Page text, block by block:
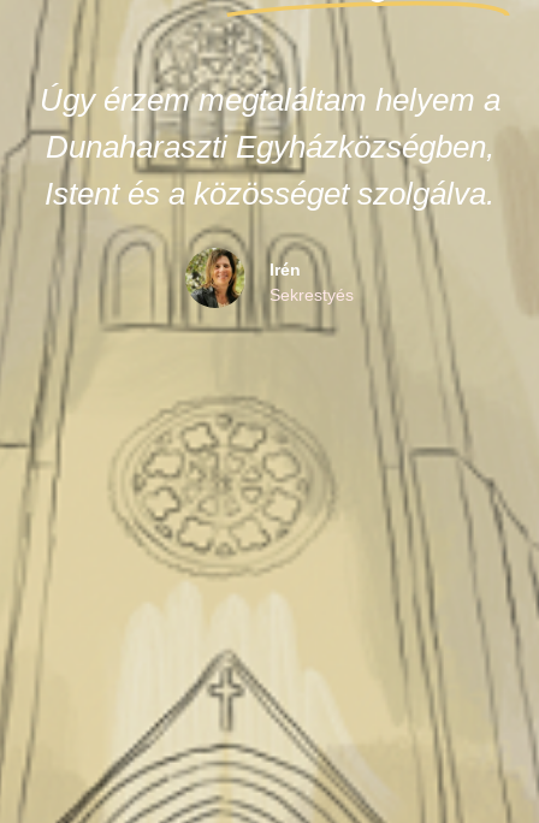
Úgy érzem megtaláltam helyem a
Dunaharaszti Egyházközségben,
Istent és a közösséget szolgálva.
Irén
Sekrestyés